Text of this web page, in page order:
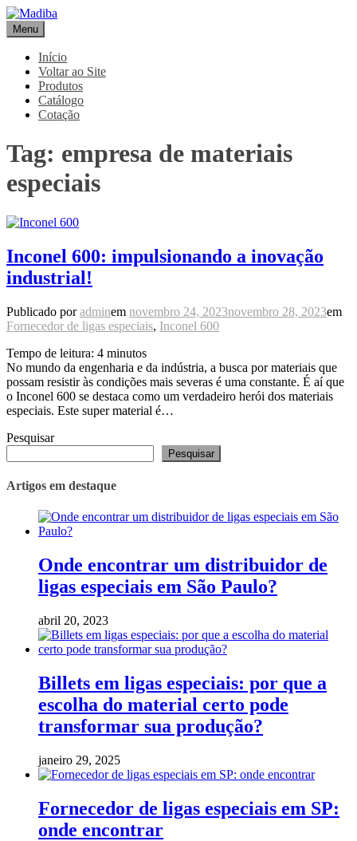
Pular
para
o
conteúdo
Madiba
Líder de Importação e Distribuição de Ligas Especiais
Menu
Início
Voltar ao Site
Produtos
Catálogo
Cotação
Tag: empresa de materiais
especiais
Inconel 600: impulsionando a inovação
industrial!
Publicado poradminem novembro 24, 2023novembro 28, 2023em
Fornecedor de ligas especiais, Inconel 600
Tempo de leitura: 4 minutos
No mundo da engenharia e da indústria, a busca por materiais que
possam resistir às condições mais severas é uma constante. É aí que
o Inconel 600 se destaca como um verdadeiro herói dos materiais
especiais. Este super material é…
Pesquisar
Pesquisar
Artigos em destaque
Onde encontrar um distribuidor de
ligas especiais em São Paulo?
abril 20, 2023
Billets em ligas especiais: por que a
escolha do material certo pode
transformar sua produção?
janeiro 29, 2025
Fornecedor de ligas especiais em SP:
onde encontrar